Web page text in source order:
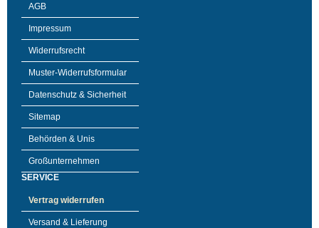
AGB
Impressum
Widerrufsrecht
Muster-Widerrufsformular
Datenschutz & Sicherheit
Sitemap
Behörden & Unis
Großunternehmen
SERVICE
Vertrag widerrufen
Versand & Lieferung